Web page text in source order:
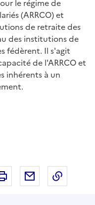
le régime de
(ARRCO) et
de retraite des
des institutions de
fédèrent. Il s'agit
de l'ARRCO et
inhérents à un
Imprimer Courriel